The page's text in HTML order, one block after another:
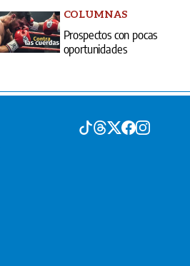
COLUMNAS
Prospectos con pocas
oportunidades